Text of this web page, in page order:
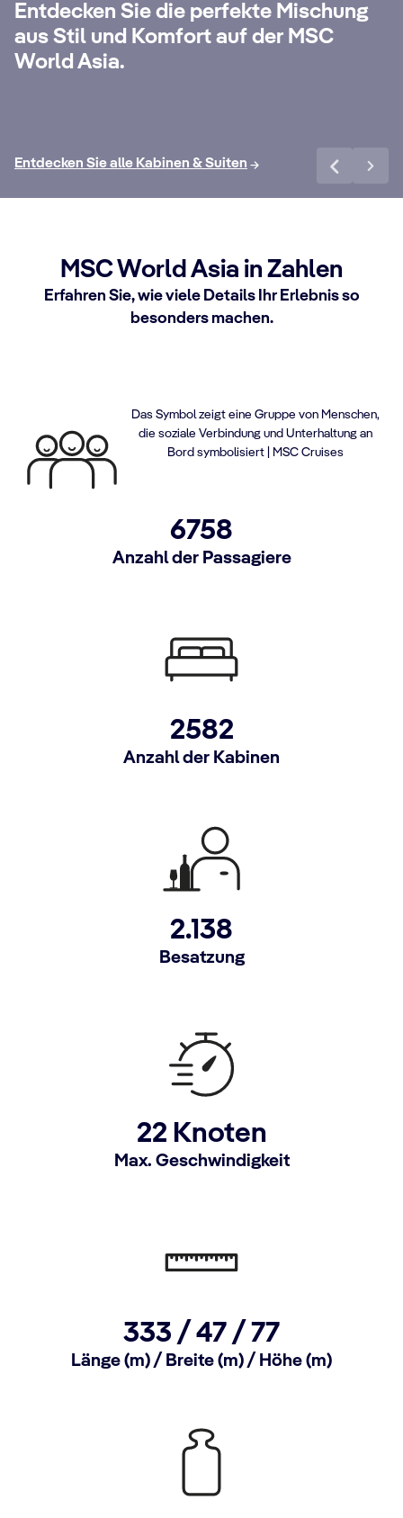
Entdecken Sie die perfekte Mischung
aus Stil und Komfort auf der MSC
World Asia.
24-Stunden-Butler-Service, eigenem
Concierge, All-Inclusive Getränkepaket
Premium Extra, Internet Paket und vielen
weiteren Vorteilen.
Entdecken Sie alle Kabinen & Suiten
MSC World Asia in Zahlen
Erfahren Sie, wie viele Details Ihr Erlebnis so
besonders machen.
Das Symbol zeigt eine Gruppe von Menschen,
die soziale Verbindung und Unterhaltung an
Bord symbolisiert | MSC Cruises
6758
Anzahl der Passagiere
2582
Anzahl der Kabinen
2.138
Besatzung
22 Knoten
Max. Geschwindigkeit
333 / 47 / 77
Länge (m) / Breite (m) / Höhe (m)